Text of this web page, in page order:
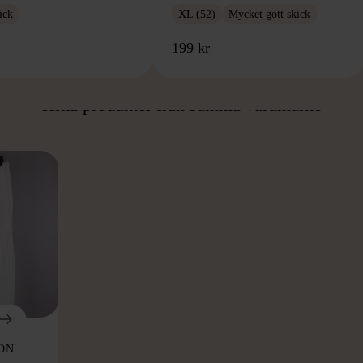
XL (52) Mycket gott skick
199 kr
Hitta produkter från samma varumärke